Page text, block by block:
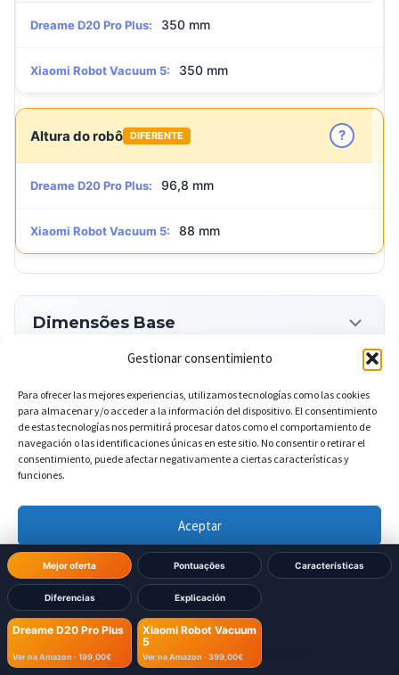
Gestionar consentimiento
Para ofrecer las mejores experiencias, utilizamos tecnologías como las cookies
para almacenar y/o acceder a la información del dispositivo. El consentimiento
de estas tecnologías nos permitirá procesar datos como el comportamiento de
navegación o las identificaciones únicas en este sitio. No consentir o retirar el
consentimiento, puede afectar negativamente a ciertas características y
funciones.
Aceptar
Denegar
Ver preferencias
Política de cookies Política de Privacidad
Mejor oferta Pontuações Características
Diferencias Explicación
Dreame D20 Pro Plus
Ver na Amazon · 199,00€
Xiaomi Robot Vacuum
5
Ver na Amazon · 399,00€
Dreame D20 Pro Plus: 350 mm
Xiaomi Robot Vacuum 5: 350 mm
Altura do robô DIFERENTE ?
Dreame D20 Pro Plus: 96,8 mm
Xiaomi Robot Vacuum 5: 88 mm
Dimensões Base
Dreame D20 Pro Plus: 298 mm
Xiaomi Robot Vacuum 5:
Dreame D20 Pro Plus: 452 mm
Xiaomi Robot Vacuum 5: 572 mm